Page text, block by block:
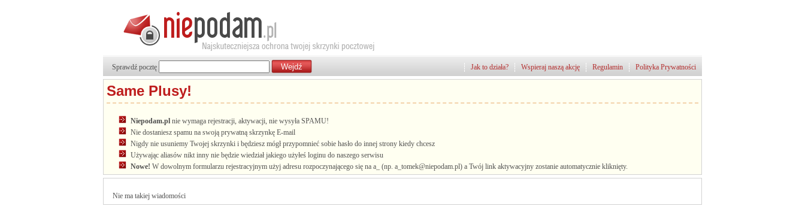
Polityka Prywatności
Regulamin
Wspieraj naszą akcję
Jak to działa?
Sprawdź pocztę
Same Plusy!
Niepodam.pl nie wymaga rejestracji, aktywacji, nie wysyła SPAMU!
Nie dostaniesz spamu na swoją prywatną skrzynkę E-mail
Nigdy nie usuniemy Twojej skrzynki i będziesz mógł przypomnieć sobie hasło do innej strony kiedy chcesz
Używając aliasów nikt inny nie będzie wiedział jakiego użyłeś loginu do naszego serwisu
Nowe! W dowolnym formularzu rejestracyjnym użyj adresu rozpoczynającego się na a_ (np. a_tomek@niepodam.pl) a Twój link aktywacyjny zostanie automatycznie kliknięty.
Nie ma takiej wiadomości